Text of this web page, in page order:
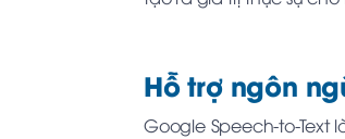
Hỗ trợ ngôn
Google Speech-to-